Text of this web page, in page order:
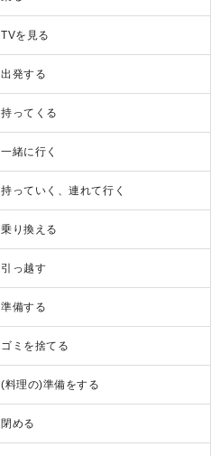
TVを見る
出発する
持ってくる
一緒に行く
持っていく、連れて行く
乗り換える
引っ越す
準備する
ゴミを捨てる
(料理の)準備をする
閉める